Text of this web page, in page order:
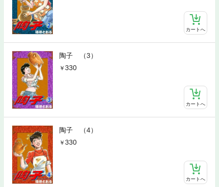
カートへ
陶子 （3）
330
カートへ
陶子 （4）
330
カートへ